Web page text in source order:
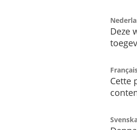
Deze
Cette